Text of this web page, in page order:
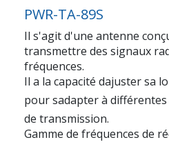
PWR-TA-89S
Il s'agit d'une antenne
transmettre des signaux
fréquences.
Il a la capacité dajuster sa
pour sadapter à
de transmission.
Gamme de fréquences de